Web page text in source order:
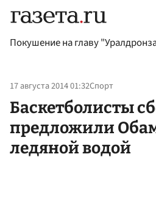
Покушение на главу
17 августа 2014 01:32Спорт
Баскетболисты
предложили
ледяной водой